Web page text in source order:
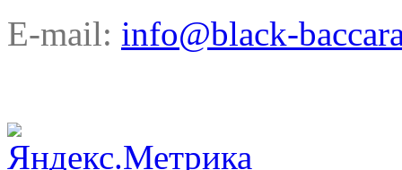
E-mail: info@black-